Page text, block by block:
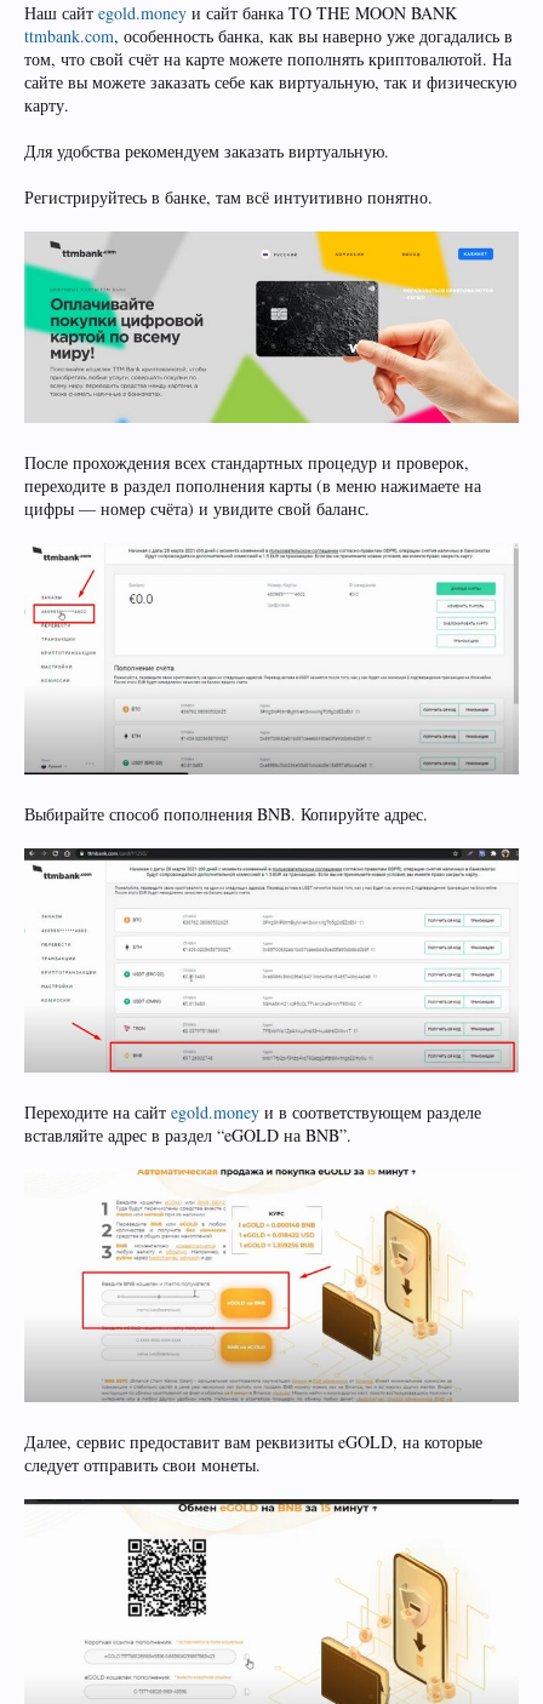
Наш сайт egold.money и сайт банка TO THE MOON BANK
ttmbank.com, особенность банка, как вы наверно уже догадались в
том, что свой счёт на карте можете пополнять криптовалютой. На
сайте вы можете заказать себе как виртуальную, так и физическую
карту.
Для удобства рекомендуем заказать виртуальную.
Регистрируйтесь в банке, там всё интуитивно понятно.
После прохождения всех стандартных процедур и проверок,
переходите в раздел пополнения карты (в меню нажимаете на
цифры — номер счёта) и увидите свой баланс.
Выбирайте способ пополнения BNB. Копируйте адрес.
Переходите на сайт egold.money и в соответствующем разделе
вставляйте адрес в раздел “eGOLD на BNB”.
Далее, сервис предоставит вам реквизиты eGOLD, на которые
следует отправить свои монеты.